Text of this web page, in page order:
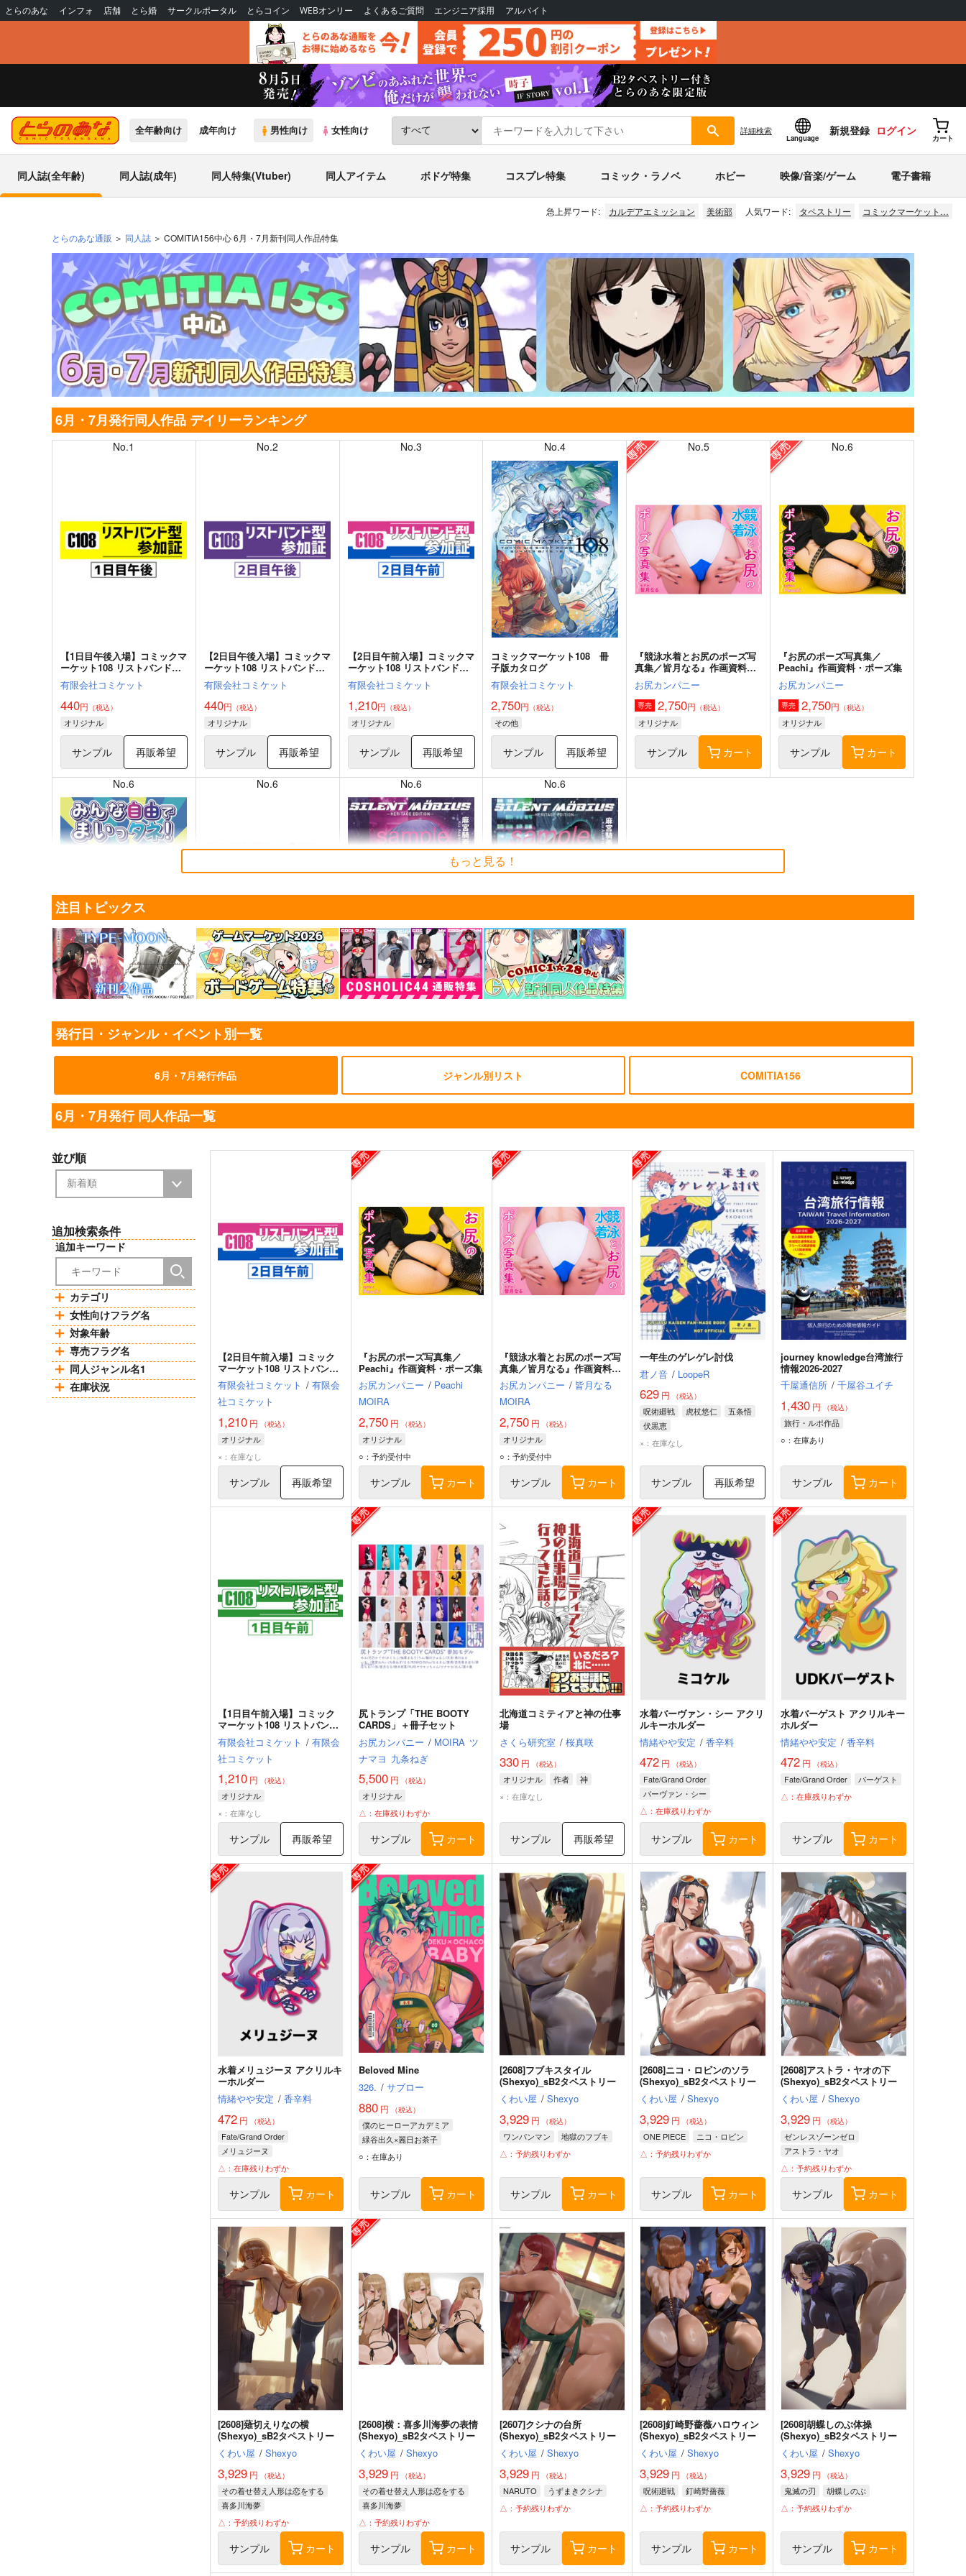
とらのあな インフォ 店舗 とら婚 サークルポータル とらコイン WEBオンリー よくあるご質問 エンジニア採用 アルバイト
全年齢向け 成年向け 男性向け 女性向け 詳細検索
Language
新規登録 ログイン
カート
同人誌(全年齢) 同人誌(成年) 同人特集(Vtuber) 同人アイテム ボドゲ特集 コスプレ特集 コミック・ラノベ ホビー 映像/音楽/ゲーム 電子書籍
急上昇ワード: カルデアエミッション 美術部 人気ワード: タペストリー コミックマーケット…
とらのあな通販 同人誌 COMITIA156中心 6月・7月新刊同人作品特集
6月・7月発行同人作品 デイリーランキング
No.1
【1日目午後入場】コミックマ
ーケット108 リストバンド型
参加証
有限会社コミケット
440円 （税込）
オリジナル
サンプル 再販希望
No.2
【2日目午後入場】コミックマ
ーケット108 リストバンド型
参加証
有限会社コミケット
440円 （税込）
オリジナル
サンプル 再販希望
No.3
【2日目午前入場】コミックマ
ーケット108 リストバンド型
参加証
有限会社コミケット
1,210円 （税込）
オリジナル
サンプル 再販希望
No.4
コミックマーケット108 冊
子版カタログ
有限会社コミケット
2,750円 （税込）
その他
サンプル 再販希望
No.5
『競泳水着とお尻のポーズ写
真集／皆月なる』作画資料・
ポーズ集
お尻カンパニー
専売 2,750円 （税込）
オリジナル
サンプル カート
No.6
『お尻のポーズ写真集／
Peachi』作画資料・ポーズ集
お尻カンパニー
専売 2,750円 （税込）
オリジナル
サンプル カート
No.6
みんな自由でまいっタネ!9
1,572円 （税込）
機動戦士ガンダムSEED FREEDOM
サンプル カート
No.6
はなまるステップ
787 円（税込）
プリキュア
明智あんな
サンプル カート
No.6
「サイレントメビウス」ヘリ
太陽系旅団
2,200 （税込）
オリジナル 闇雲那魅 香津美
サンプル カート
No.6
「サイレントメビウス」ヘリ
太陽系旅団
3,300 （税込）
その他
香津美リキュール
闇雲那魅
サンプル カート
もっと見る！
注目トピックス
発行日・ジャンル・イベント別一覧
6月・7月発行作品 ジャンル別リスト COMITIA156
6月・7月発行 同人作品一覧
並び順
追加検索条件
追加キーワード
カテゴリ
女性向けフラグ名
対象年齢
専売フラグ名
同人ジャンル名1
在庫状況
【2日目午前入場】コミック
マーケット108 リストバンド
型参加証
有限会社コミケット / 有限会
社コミケット
1,210 円 （税込）
オリジナル
×：在庫なし
サンプル 再販希望
『お尻のポーズ写真集／
Peachi』作画資料・ポーズ集
お尻カンパニー / Peachi
MOIRA
2,750円 （税込）
オリジナル
○：予約受付中
サンプル カート
『競泳水着とお尻のポーズ写
真集／皆月なる』作画資料・
ポーズ集
お尻カンパニー / 皆月なる
MOIRA
2,750円 （税込）
オリジナル
○：予約受付中
サンプル カート
一年生のゲレゲレ討伐
君ノ音 / LoopeR
629 円 （税込）
呪術廻戦 虎杖悠仁
五条悟
伏黒恵
×：在庫なし
サンプル 再販希望
journey knowledge台湾旅行
情報2026-2027
千屋通信所 / 千屋谷ユイチ
1,430 円 （税込）
旅行・ルポ作品
○：在庫あり
サンプル カート
【1日目午前入場】コミック
マーケット108 リストバンド
型参加証
有限会社コミケット / 有限会
社コミケット
1,210 円 （税込）
オリジナル
×：在庫なし
サンプル 再販希望
尻トランプ「THE BOOTY
CARDS」＋冊子セット
お尻カンパニー / MOIRA ツ
ナマヨ 九条ねぎ
5,500円 （税込）
オリジナル
△：在庫残りわずか
サンプル カート
北海道コミティアと神の仕事
場
さくら研究室 / 桜真咲
330円 （税込）
オリジナル 作者
神
×：在庫なし
サンプル 再販希望
水着バーヴァン・シー アクリ
ルキーホルダー
情緒やや安定 / 香辛料
472 円 （税込）
Fate/Grand Order
バーヴァン・シー
△：在庫残りわずか
サンプル カート
水着バーゲスト アクリルキー
ホルダー
情緒やや安定 / 香辛料
472 円 （税込）
Fate/Grand Order
バーゲスト
△：在庫残りわずか
サンプル カート
水着メリュジーヌ アクリルキ
ーホルダー
情緒やや安定 / 香辛料
472 円 （税込）
Fate/Grand Order
メリュジーヌ
△：在庫残りわずか
サンプル カート
Beloved Mine
326. / サブロー
880円 （税込）
僕のヒーローアカデミア
緑谷出久×麗日お茶子
麗日お茶子
○：在庫あり
サンプル カート
[2608]フブキスタイル
(Shexyo)_sB2タペストリー
くわい屋 / Shexyo
3,929円 （税込）
ワンパンマン
地獄のフブキ
△：予約残りわずか
サンプル カート
[2608]ニコ・ロビンのソラ
(Shexyo)_sB2タペストリー
くわい屋 / Shexyo
3,929 円 （税込）
ONE PIECE
ニコ・ロビン
△：予約残りわずか
サンプル カート
[2608]アストラ・ヤオの下
(Shexyo)_sB2タペストリー
くわい屋 / Shexyo
3,929 円 （税込）
ゼンレスゾーンゼロ
アストラ・ヤオ
△：予約残りわずか
サンプル カート
[2608]薙切えりなの横
(Shexyo)_sB2タペストリー
くわい屋 / Shexyo
3,929 円 （税込）
その着せ替え人形は恋をする
喜多川海夢
△：予約残りわずか
サンプル カート
[2608]横：喜多川海夢の表情
(Shexyo)_sB2タペストリー
くわい屋 / Shexyo
3,929円 （税込）
その着せ替え人形は恋をする
喜多川海夢
△：予約残りわずか
サンプル カート
[2607]クシナの台所
(Shexyo)_sB2タペストリー
くわい屋 / Shexyo
3,929円 （税込）
NARUTO
うずまきクシナ
△：予約残りわずか
サンプル カート
[2608]釘崎野薔薇ハロウィン
(Shexyo)_sB2タペストリー
くわい屋 / Shexyo
3,929 円 （税込）
呪術廻戦
釘崎野薔薇
△：予約残りわずか
サンプル カート
[2608]胡蝶しのぶ体操
(Shexyo)_sB2タペストリー
くわい屋 / Shexyo
3,929 円 （税込）
鬼滅の刃
胡蝶しのぶ
△：予約残りわずか
サンプル カート